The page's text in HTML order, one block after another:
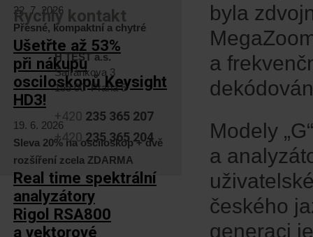
byla
a
Modely
a
českého
generaci
22. 7. 2026
Přesné, kompaktní a chytré
Ušetřte až 53%
při nákupu
osciloskopů Keysight
HD3!
19. 6. 2026
Sleva 20% na osciloskop + dvě
rozšíření zcela ZDARMA
Real time spektrální
analyzátory
Rigol RSA800
a vektorové
Rychlý kontakt
H TEST a.s.
Šafránkova 3
155 00 Praha 5
+420 235 365 207
+420 235 365 204